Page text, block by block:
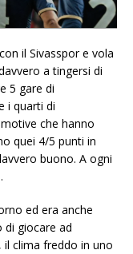
il Sivasspor e vola
a tingersi di
5 gare di
i quarti di
che hanno
quei 4/5 punti in
buono. A ogni
ed era anche
di giocare ad
clima freddo in uno